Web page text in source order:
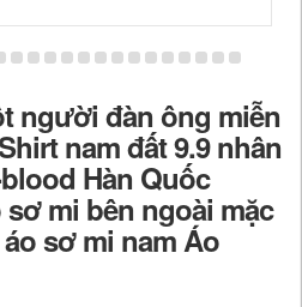
người đàn ông miễn
nam đất 9.9 nhân
Hàn Quốc
mi bên ngoài mặc
sơ mi nam Áo